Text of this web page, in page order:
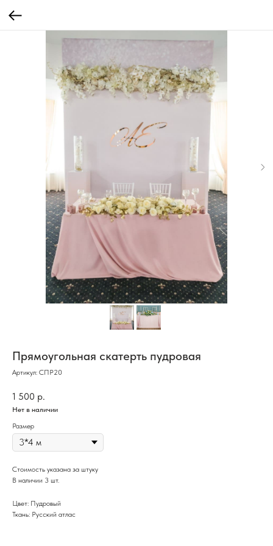
Прямоугольная скатерть пудровая
Артикул: СПР20
1 500 р.
Нет в наличии
Размер
Стоимость указана за штуку
В наличии 3 шт.
Цвет: Пудровый
Ткань: Русский атлас